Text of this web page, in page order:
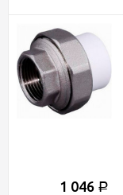
1 046 Р